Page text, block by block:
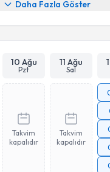
Daha Fazla Göster
10 Ağu
Pzt
11 Ağu
Sal
Takvim
kapalıdır
Takvim
kapalıdır